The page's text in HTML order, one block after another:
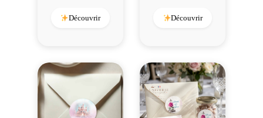
Découvrir Découvrir